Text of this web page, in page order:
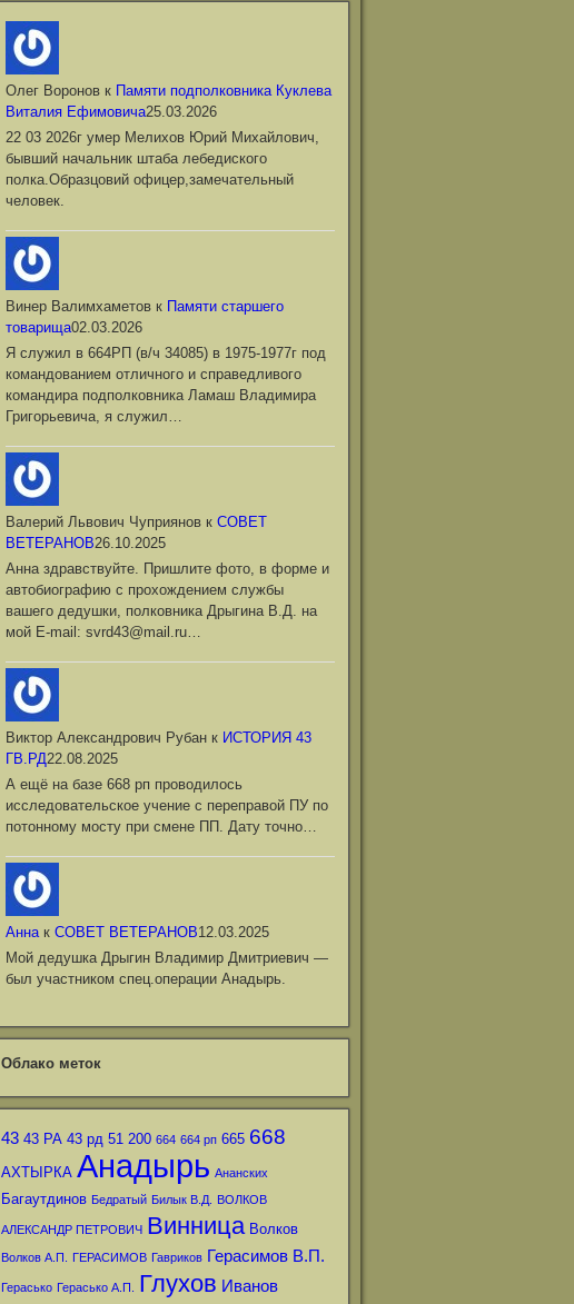
Олег Вороновк Памяти подполковника Куклева
Виталия Ефимовича25.03.2026
22 03 2026г умер Мелихов Юрий Михайлович,
бывший начальник штаба лебедиского
полка.Образцовий офицер,замечательный
человек.
Винер Валимхаметовк Памяти старшего
товарища02.03.2026
Я служил в 664РП (в/ч 34085) в 1975-1977г под
командованием отличного и справедливого
командира подполковника Ламаш Владимира
Григорьевича, я служил…
Валерий Львович Чуприяновк СОВЕТ
ВЕТЕРАНОВ26.10.2025
Анна здравствуйте. Пришлите фото, в форме и
автобиографию с прохождением службы
вашего дедушки, полковника Дрыгина В.Д. на
мой Е-mail: svrd43@mail.ru…
Виктор Александрович Рубанк ИСТОРИЯ 43
ГВ.РД22.08.2025
А ещё на базе 668 рп проводилось
исследовательское учение с переправой ПУ по
потонному мосту при смене ПП. Дату точно…
Аннак СОВЕТ ВЕТЕРАНОВ12.03.2025
Мой дедушка Дрыгин Владимир Дмитриевич —
был участником спец.операции Анадырь.
Облако меток
43 43 РА 43 рд 51 200 664 664 рп 665 668
АХТЫРКА Анадырь Ананских
Багаутдинов Бедратый Билык В.Д. ВОЛКОВ
АЛЕКСАНДР ПЕТРОВИЧ Винница Волков
Волков А.П. ГЕРАСИМОВ Гавриков Герасимов В.П.
Герасько Герасько А.П. Глухов Иванов